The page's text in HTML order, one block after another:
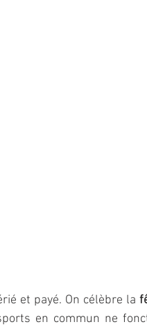
et payé. On célèbre la
en commun ne